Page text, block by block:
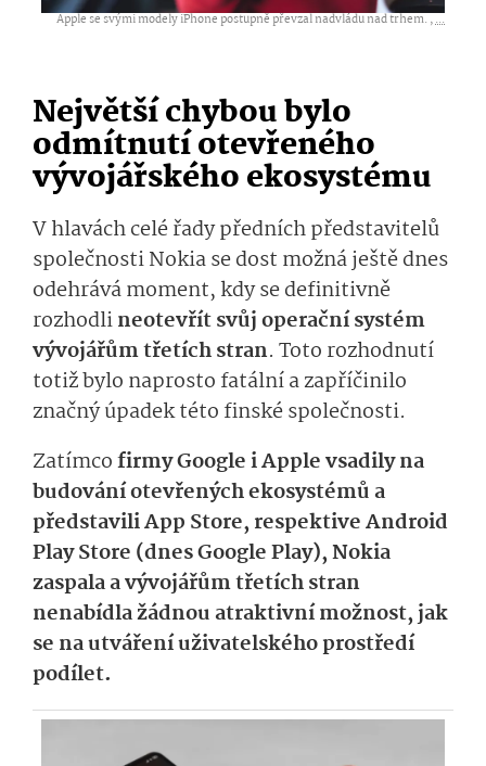
Apple se svými modely iPhone postupně převzal nadvládu nad trhem. ,...
Největší chybou bylo
odmítnutí otevřeného
vývojářského ekosystému
V hlavách celé řady předních představitelů
společnosti Nokia se dost možná ještě dnes
odehrává moment, kdy se definitivně
rozhodlineotevřít svůj operační systém
vývojářům třetích stran. Toto rozhodnutí
totiž bylo naprosto fatální a zapříčinilo
značný úpadek této finské společnosti.
Zatímcofirmy Google i Apple vsadily na
budování otevřených ekosystémů a
představili App Store, respektive Android
Play Store (dnes Google Play), Nokia
zaspala a vývojářům třetích stran
nenabídla žádnou atraktivní možnost, jak
se na utváření uživatelského prostředí
podílet.